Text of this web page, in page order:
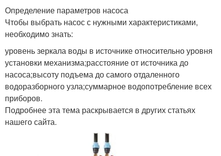
Определение параметров насоса
Чтобы выбрать насос с нужными характеристиками,
необходимо знать:
уровень зеркала воды в источнике относительно уровня
установки механизма;расстояние от источника до
насоса;высоту подъема до самого отдаленного
водоразборного узла;суммарное водопотребление всех
приборов.
Подробнее эта тема раскрывается в других статьях
нашего сайта.